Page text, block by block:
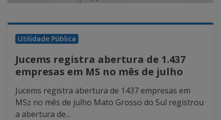
Utilidade Pública
Jucems registra abertura de 1.437
empresas em MS no mês de julho
Jucems registra abertura de 1437 empresas em
MSz no mês de julho Mato Grosso do Sul registrou
a abertura de...